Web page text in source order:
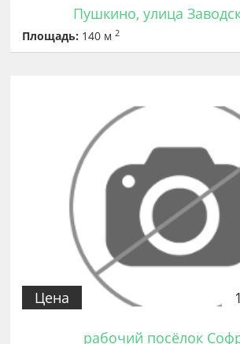
Пушкино, улица
Площадь: 140 м2
Цена
рабочий посёлок